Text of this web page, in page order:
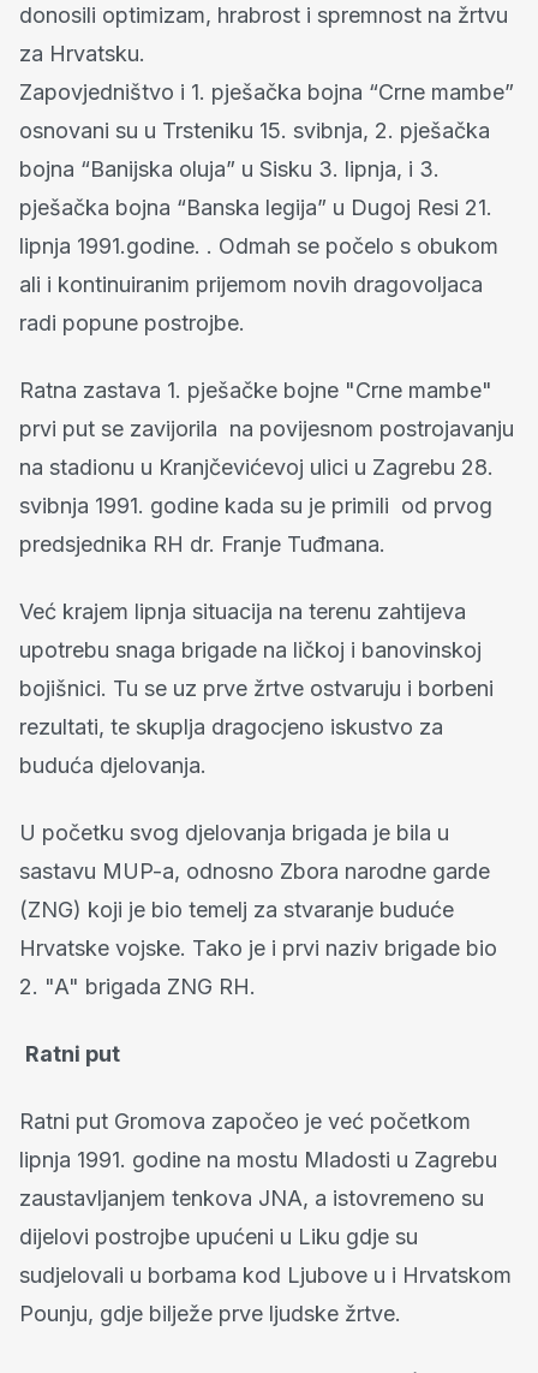
donosili optimizam, hrabrost i spremnost na žrtvu
za Hrvatsku.
Zapovjedništvo i 1. pješačka bojna “Crne mambe”
osnovani su u Trsteniku 15. svibnja, 2. pješačka
bojna “Banijska oluja” u Sisku 3. lipnja, i 3.
pješačka bojna “Banska legija” u Dugoj Resi 21.
lipnja 1991.godine. . Odmah se počelo s obukom
ali i kontinuiranim prijemom novih dragovoljaca
radi popune postrojbe.
Ratna zastava 1. pješačke bojne "Crne mambe"
prvi put se zavijorila na povijesnom postrojavanju
na stadionu u Kranjčevićevoj ulici u Zagrebu 28.
svibnja 1991. godine kada su je primili od prvog
predsjednika RH dr. Franje Tuđmana.
Već krajem lipnja situacija na terenu zahtijeva
upotrebu snaga brigade na ličkoj i banovinskoj
bojišnici. Tu se uz prve žrtve ostvaruju i borbeni
rezultati, te skuplja dragocjeno iskustvo za
buduća djelovanja.
U početku svog djelovanja brigada je bila u
sastavu MUP-a, odnosno Zbora narodne garde
(ZNG) koji je bio temelj za stvaranje buduće
Hrvatske vojske. Tako je i prvi naziv brigade bio
2. "A" brigada ZNG RH.
Ratni put
Ratni put Gromova započeo je već početkom
lipnja 1991. godine na mostu Mladosti u Zagrebu
zaustavljanjem tenkova JNA, a istovremeno su
dijelovi postrojbe upućeni u Liku gdje su
sudjelovali u borbama kod Ljubove u i Hrvatskom
Pounju, gdje bilježe prve ljudske žrtve.